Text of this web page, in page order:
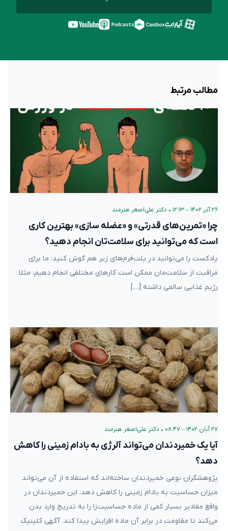
مطالب مرتبط
۲۶ آذر ۱۴۰۲ – ۱۲:۱۳ • دکتر علی‌اصغر هنرمند
چرا «تمرین‌های قدرتی» و «عضله سازی» بهترین کاری
است که می‌توانید برای سلامت‌تان انجام دهید؟
پادکست را می‌توانید در پلت‌فرم‌های زیر هم گوش کنید: ما برای
مراقبت از سلامت‌مان ممکن است کارهای مختلفی انجام دهیم: مثلا
رژیم غذایی سالمی داشته […]
۲۷ آبان ۱۴۰۲ – ۰۸:۴۷ • دکتر علی‌اصغر هنرمند
آیا یک خمیردندان می‌تواند آلرژی به بادام زمینی را کاهش
دهد؟
پژوهشگران نوعی خمیردندان ساخته‌اند که استفاده از آن می‌تواند
میزان حساسیت به بادام زمینی را کاهش دهد. این خمیردندان در
واقع مقادیر بسیار کمی از ماده حساسیت‌زا را به تدریج وارد بدن
می‌کند تا مقاومت در برابر آن ماده افزایش پیدا کند. آگهی کلینیک